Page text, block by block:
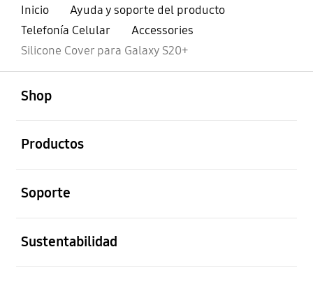
Inicio
Ayuda y soporte del producto
Telefonía Celular
Accessories
Silicone Cover para Galaxy S20+
Shop
Productos
Soporte
Sustentabilidad